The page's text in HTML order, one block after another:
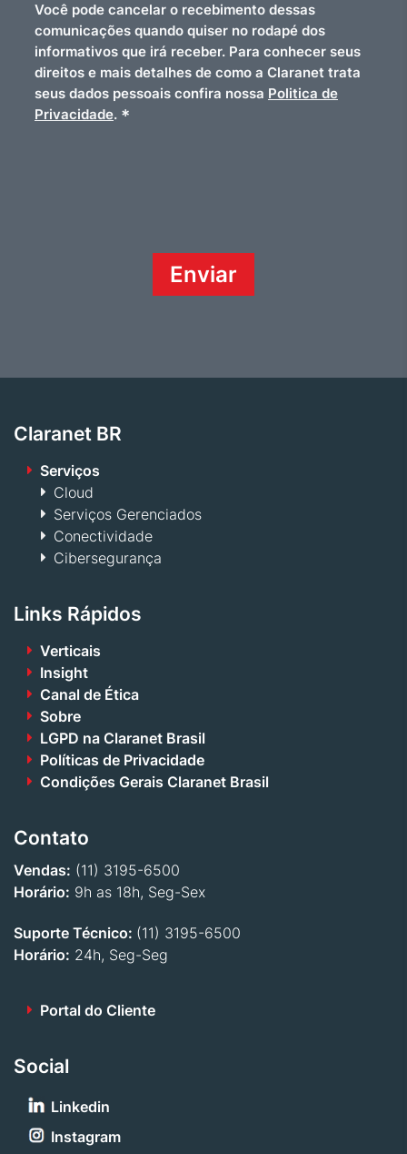
Você pode cancelar o recebimento dessas
comunicações quando quiser no rodapé dos
informativos que irá receber. Para conhecer seus
direitos e mais detalhes de como a Claranet trata
seus dados pessoais confira nossa Politica de
Privacidade. *
Claranet BR
Serviços
Cloud
Serviços Gerenciados
Conectividade
Cibersegurança
Links Rápidos
Verticais
Insight
Canal de Ética
Sobre
LGPD na Claranet Brasil
Políticas de Privacidade
Condições Gerais Claranet Brasil
Contato
Vendas: (11) 3195-6500
Horário: 9h as 18h, Seg-Sex
Suporte Técnico: (11) 3195-6500
Horário: 24h, Seg-Seg
Portal do Cliente
Social
Linkedin
Instagram